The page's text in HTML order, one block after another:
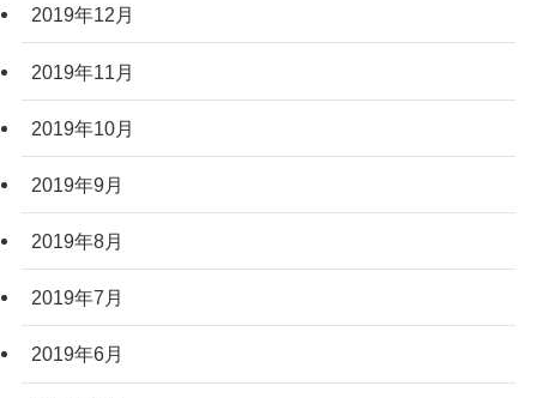
2019年12月
2019年11月
2019年10月
2019年9月
2019年8月
2019年7月
2019年6月